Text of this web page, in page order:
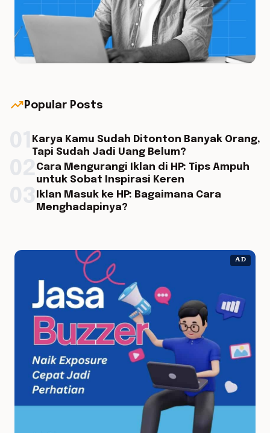
trending_up Popular Posts
Karya Kamu Sudah Ditonton Banyak Orang,
Tapi Sudah Jadi Uang Belum?
Cara Mengurangi Iklan di HP: Tips Ampuh
untuk Sobat Inspirasi Keren
Iklan Masuk ke HP: Bagaimana Cara
Menghadapinya?
AD